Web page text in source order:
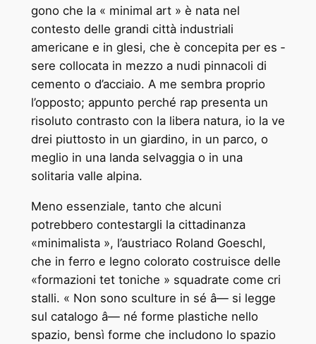
gono che la « minimal art » è nata nel
contesto delle grandi città industriali
americane e in ­glesi, che è concepita per es ­
sere collocata in mezzo a nudi pinnacoli di
cemento o d’acciaio. A me sembra proprio
l’opposto; appunto perché rap ­presenta un
risoluto contrasto con la libera natura, io la ve
­drei piuttosto in un giardino, in un parco, o
meglio in una landa selvaggia o in una
solitaria valle alpina.
Meno essenziale, tanto che alcuni
potrebbero contestargli la cittadinanza
«minimalista », l’austriaco Roland Goeschl,
che in ferro e legno colorato costruisce delle
«formazioni tet ­toniche » squadrate come cri
­stalli. « Non sono sculture in sé â— si legge
sul catalogo â— né forme plastiche nello
spazio, bensì forme che includono lo spazio